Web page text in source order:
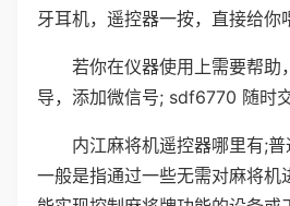
牙耳机，遥控器一按，直接给你
若你在仪器使用上需要帮助
导，添加微信号; sdf6770 随时交
内江麻将机遥控器哪里有;
一般是指通过一些无需对麻将机